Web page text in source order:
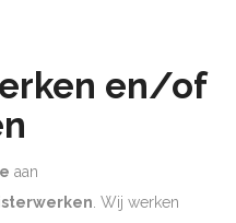
en/of
aan
. Wij werken